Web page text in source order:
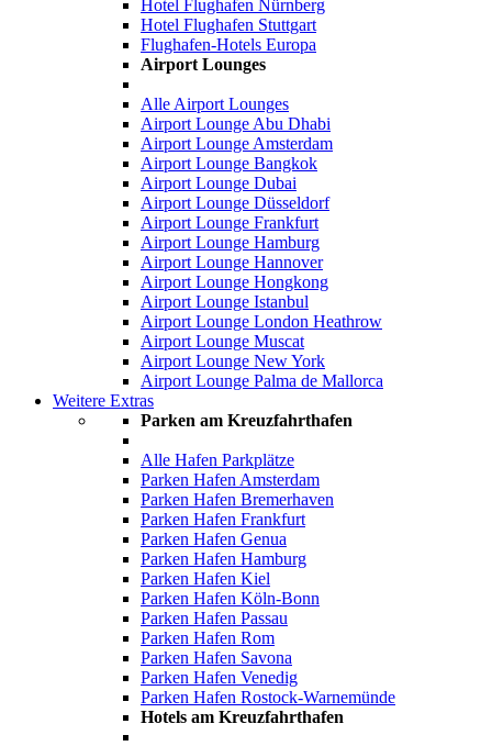
Hotel Flughafen Nürnberg
Hotel Flughafen Stuttgart
Flughafen-Hotels Europa
Airport Lounges
Alle Airport Lounges
Airport Lounge Abu Dhabi
Airport Lounge Amsterdam
Airport Lounge Bangkok
Airport Lounge Dubai
Airport Lounge Düsseldorf
Airport Lounge Frankfurt
Airport Lounge Hamburg
Airport Lounge Hannover
Airport Lounge Hongkong
Airport Lounge Istanbul
Airport Lounge London Heathrow
Airport Lounge Muscat
Airport Lounge New York
Airport Lounge Palma de Mallorca
Weitere Extras
Parken am Kreuzfahrthafen
Alle Hafen Parkplätze
Parken Hafen Amsterdam
Parken Hafen Bremerhaven
Parken Hafen Frankfurt
Parken Hafen Genua
Parken Hafen Hamburg
Parken Hafen Kiel
Parken Hafen Köln-Bonn
Parken Hafen Passau
Parken Hafen Rom
Parken Hafen Savona
Parken Hafen Venedig
Parken Hafen Rostock-Warnemünde
Hotels am Kreuzfahrthafen